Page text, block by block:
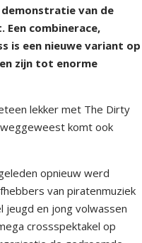
van de
combinerace,
is een nieuwe variant op
zijn tot enorme
lekker met The Dirty
weggeweest komt ook
opnieuw werd
van piratenmuziek
jeugd en jong volwassen
crossspektakel op